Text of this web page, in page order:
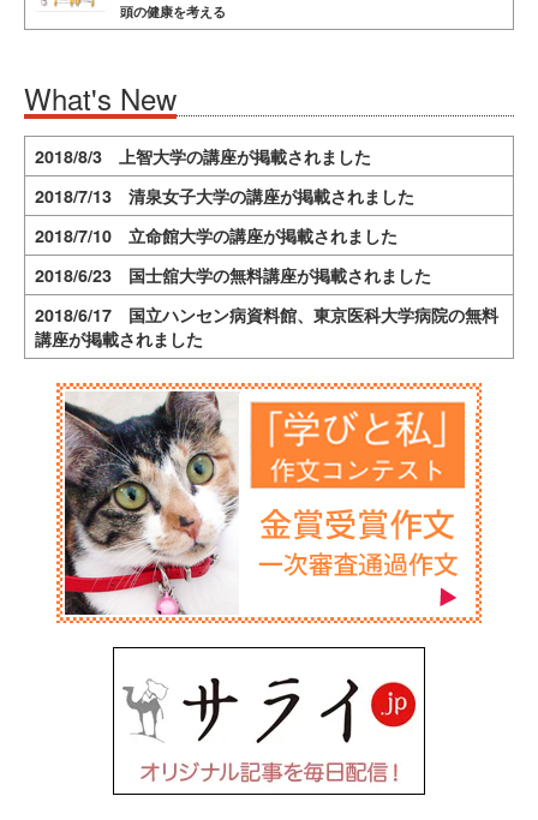
頭の健康を考える
What's New
2018/8/3 上智大学の講座が掲載されました
2018/7/13 清泉女子大学の講座が掲載されました
2018/7/10 立命館大学の講座が掲載されました
2018/6/23 国士舘大学の無料講座が掲載されました
2018/6/17 国立ハンセン病資料館、東京医科大学病院の無料
講座が掲載されました